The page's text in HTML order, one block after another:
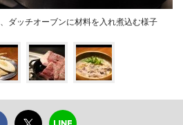
ダッチオーブンに材料を入れ煮込む様子